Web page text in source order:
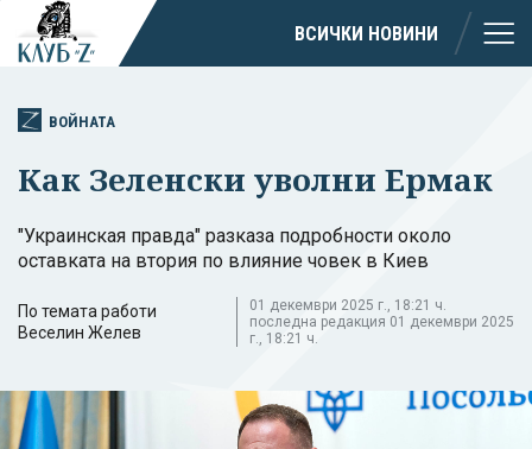
ВСИЧКИ НОВИНИ
ВОЙНАТА
Как Зеленски уволни Ермак
"Украинская правда" разказа подробности около
оставката на втория по влияние човек в Киев
По темата работи
Веселин Желев
01 декември 2025 г., 18:21 ч.
последна редакция 01 декември 2025
г., 18:21 ч.